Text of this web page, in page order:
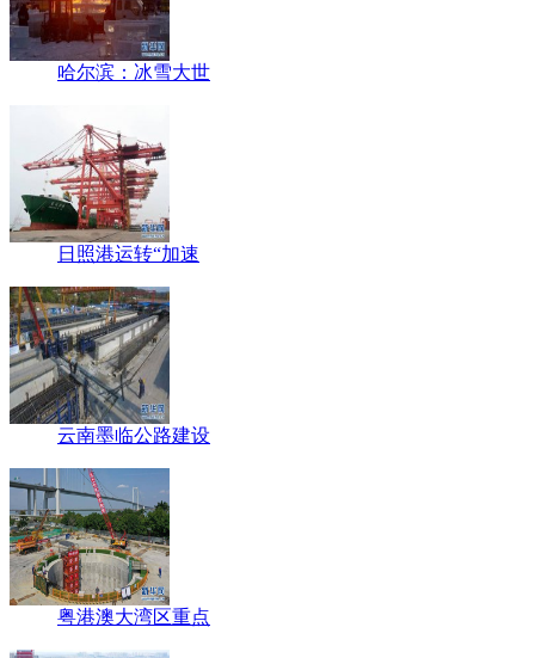
哈尔滨：冰雪大世
日照港运转“加速
云南墨临公路建设
粤港澳大湾区重点